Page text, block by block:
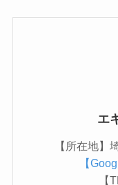
エ
【所在地】
【
【